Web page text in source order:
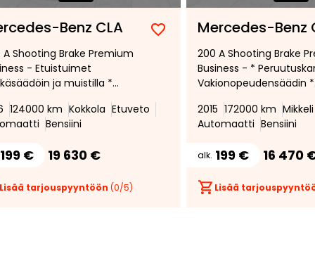
Benz CLA
Lisää
suosikiksi
Poista
suosikeista
A Shooting Brake Premium
- Etuistuimet
ja muistilla *
* Vakionopeudensäädin
auto
124000 km Kokkola Etuveto
Bensiini
199 € 19 630 €
Lisää tarjouspyyntöön (0/5)
Mercedes-Benz
200 A Shooting Brake
Business - *
Vakionopeudensäädin *
takaluukku *
2015 172000 km Mikkeli
Automaatti Bensiini
alk. 199 € 16 470
Lisää